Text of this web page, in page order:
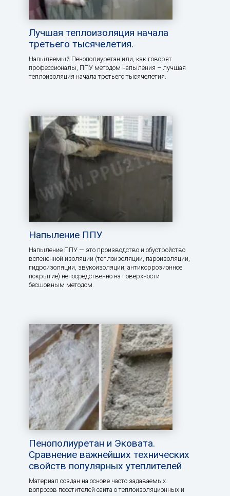
Лучшая теплоизоляция начала
третьего тысячелетия.
Напыляемый Пенополиуретан или, как говорят
профессионалы, ППУ методом напыления – лучшая
теплоизоляция начала третьего тысячелетия.
Напыление ППУ
Напыление ППУ — это производство и обустройство
вспененной изоляции (теплоизоляции, пароизоляции,
гидроизоляции, звукоизоляции, антикоррозионное
покрытие) непосредственно на поверхности
бесшовным методом.
Пенополиуретан и Эковата.
Сравнение важнейших технических
свойств популярных утеплителей
Материал создан на основе часто задаваемых
вопросов посетителей сайта о теплоизоляционных и